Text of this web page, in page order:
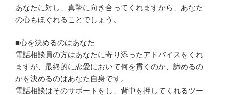
あなたに対し、真摯に向き合ってくれますから、あなた
の心もほぐれることでしょう。
■心を決めるのはあなた
電話相談員の方はあなたに寄り添ったアドバイスをくれ
ますが、最終的に恋愛において何を貫くのか、諦めるの
かを決めるのはあなた自身です。
電話相談はそのサポートをし、背中を押してくれるツー